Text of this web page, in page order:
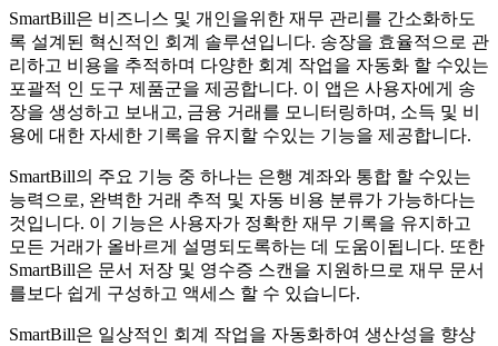
SmartBill은 비즈니스 및 개인을위한 재무 관리를 간소화하도
록 설계된 혁신적인 회계 솔루션입니다. 송장을 효율적으로 관
리하고 비용을 추적하며 다양한 회계 작업을 자동화 할 수있는
포괄적 인 도구 제품군을 제공합니다. 이 앱은 사용자에게 송
장을 생성하고 보내고, 금융 거래를 모니터링하며, 소득 및 비
용에 대한 자세한 기록을 유지할 수있는 기능을 제공합니다.
SmartBill의 주요 기능 중 하나는 은행 계좌와 통합 할 수있는
능력으로, 완벽한 거래 추적 및 자동 비용 분류가 가능하다는
것입니다. 이 기능은 사용자가 정확한 재무 기록을 유지하고
모든 거래가 올바르게 설명되도록하는 데 도움이됩니다. 또한
SmartBill은 문서 저장 및 영수증 스캔을 지원하므로 재무 문서
를보다 쉽게 ​​구성하고 액세스 할 수 있습니다.
SmartBill은 일상적인 회계 작업을 자동화하여 생산성을 향상